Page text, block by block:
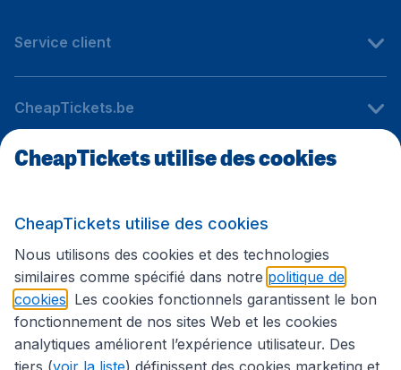
Service client
CheapTickets.be
Sites internationaux
Suivez CheapTickets.be
CheapTickets utilise des cookies
CheapTickets utilise des cookies
Nous utilisons des cookies et des technologies
similaires comme spécifié dans notre politique de
cookies . Les cookies fonctionnels garantissent le bon
fonctionnement de nos sites Web et les cookies
analytiques améliorent l’expérience utilisateur. Des
tiers (voir la liste) définissent des cookies marketing et